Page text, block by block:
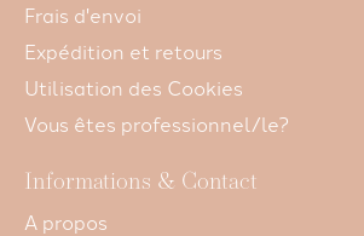
Frais d'envoi
Expédition et retours
Utilisation des Cookies
Vous êtes professionnel/le?
Informations & Contact
A propos